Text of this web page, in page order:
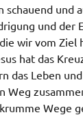
schauend und
und der
wir vom Ziel
hat das
das Leben
Weg
Wege